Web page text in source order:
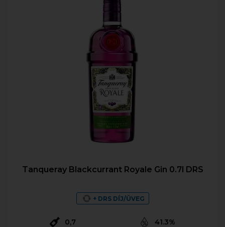
Tanqueray Blackcurrant Royale Gin 0.7l DRS
+ DRS DÍJ/ÜVEG
0,7 41.3%